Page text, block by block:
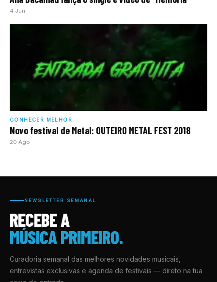
4 Jun
CONHECER MELHOR
Novo festival de Metal: OUTEIRO METAL FEST 2018
20 Ago
NEWSLETTER SEMANAL
RECEBE A
MÚSICA PRIMEIRO.
Curadoria semanal das melhores novidades musicais,
entrevistas exclusivas e agenda de festivais — direto na tua